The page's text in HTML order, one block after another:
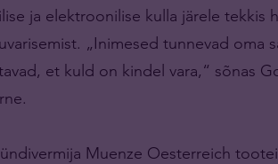
ja elektroonilise kulla järele
„Inimesed tunnevad oma
et kuld on kindel vara,“ sõnas
Muenze Oesterreich